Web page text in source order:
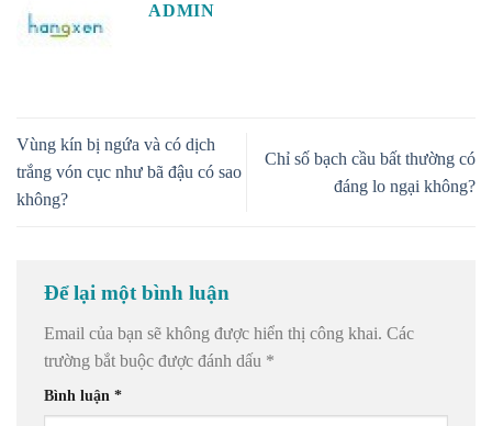
ADMIN
Vùng kín bị ngứa và có dịch
trắng vón cục như bã đậu có sao
không?
Chỉ số bạch cầu bất thường có
đáng lo ngại không?
Để lại một bình luận
Email của bạn sẽ không được hiển thị công khai. Các
trường bắt buộc được đánh dấu *
Bình luận *